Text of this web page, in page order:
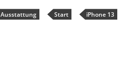
Ausstattung Start iPhone 13